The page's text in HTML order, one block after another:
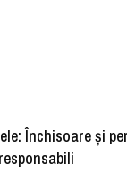
Închisoare și